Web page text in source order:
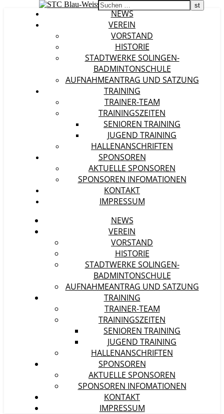
NEWS
VEREIN
VORSTAND
HISTORIE
STADTWERKE SOLINGEN-
BADMINTONSCHULE
AUFNAHMEANTRAG UND SATZUNG
TRAINING
TRAINER-TEAM
TRAININGSZEITEN
SENIOREN TRAINING
JUGEND TRAINING
HALLENANSCHRIFTEN
SPONSOREN
AKTUELLE SPONSOREN
SPONSOREN INFOMATIONEN
KONTAKT
IMPRESSUM
NEWS
VEREIN
VORSTAND
HISTORIE
STADTWERKE SOLINGEN-
BADMINTONSCHULE
AUFNAHMEANTRAG UND SATZUNG
TRAINING
TRAINER-TEAM
TRAININGSZEITEN
SENIOREN TRAINING
JUGEND TRAINING
HALLENANSCHRIFTEN
SPONSOREN
AKTUELLE SPONSOREN
SPONSOREN INFOMATIONEN
KONTAKT
IMPRESSUM